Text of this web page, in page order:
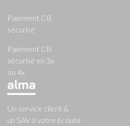
Paiement CB
sécurisé
Paiement CB
sécurisé en 3x
ou 4x
Un service client &
un SAV à votre écoute